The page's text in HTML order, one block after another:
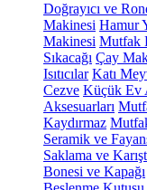
Doğrayıcı ve
Makinesi Hamur
Makinesi Mutfak
Sıkacağı Çay
Isıtıcılar Katı
Cezve Küçük Ev
Aksesuarları
Kaydırmaz
Seramik ve
Saklama ve
Bonesi ve Kapağı